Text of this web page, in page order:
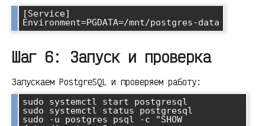
[Service]
Шаг 6: Запуск и проверка
Запускаем PostgreSQL и проверяем работу:
sudo systemctl start postgresql
sudo systemctl status postgresql
sudo -u postgres psql -c "SHOW